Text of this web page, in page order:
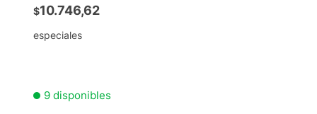
$10.746,62
especiales
9 disponibles